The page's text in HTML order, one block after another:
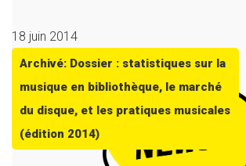
18 juin 2014
Archivé: Dossier : statistiques sur la
musique en bibliothèque, le marché
du disque, et les pratiques musicales
(édition 2014)